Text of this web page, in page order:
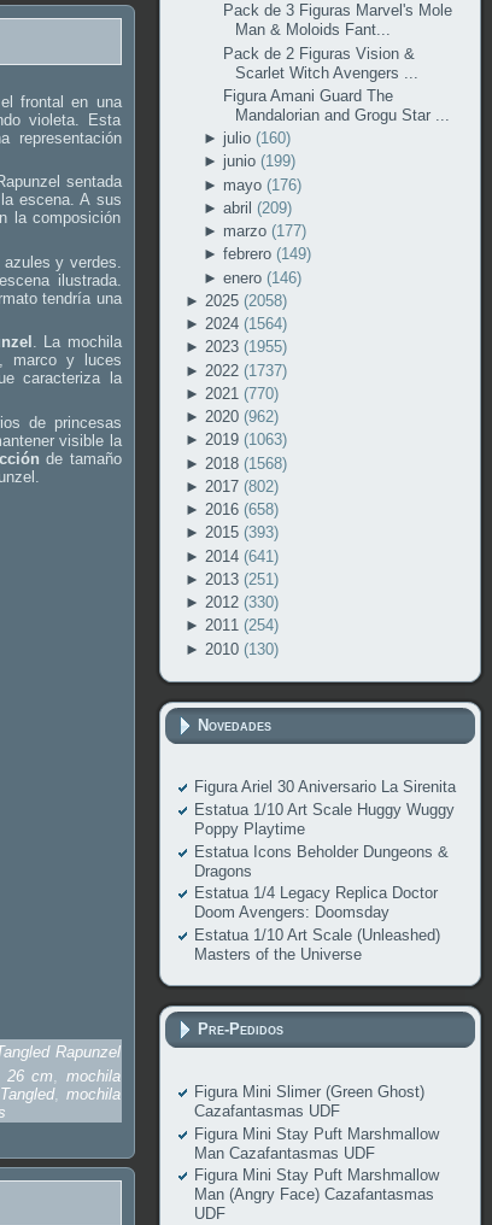
frontal en una
violeta. Esta
representación
sentada
escena. A sus
la composición
y verdes.
ilustrada.
tendría una
. La mochila
marco y luces
caracteriza la
de princesas
visible la
de tamaño
Rapunzel
26 cm
mochila
, mochila
Pack de 3 Figuras Marvel's Mole
Man & Moloids Fant...
Pack de 2 Figuras Vision &
Scarlet Witch Avengers ...
Figura Amani Guard The
Mandalorian and Grogu Star ...
► julio(160)
► junio(199)
► mayo(176)
►abril(209)
► marzo(177)
►febrero(149)
►enero(146)
► 2025 (2058)
► 2024 (1564)
► 2023 (1955)
► 2022 (1737)
► 2021 (770)
► 2020 (962)
► 2019 (1063)
► 2018 (1568)
► 2017 (802)
► 2016 (658)
► 2015 (393)
► 2014 (641)
► 2013 (251)
► 2012 (330)
► 2011 (254)
► 2010 (130)
Novedades
Figura Ariel 30 Aniversario La Sirenita
Estatua 1/10 Art Scale Huggy Wuggy
Poppy Playtime
Estatua Icons Beholder Dungeons &
Dragons
Estatua 1/4 Legacy Replica Doctor
Doom Avengers: Doomsday
Estatua 1/10 Art Scale (Unleashed)
Masters of the Universe
Pre-Pedidos
Figura Mini Slimer (Green Ghost)
Cazafantasmas UDF
Figura Mini Stay Puft Marshmallow
Man Cazafantasmas UDF
Figura Mini Stay Puft Marshmallow
Man (Angry Face) Cazafantasmas
UDF